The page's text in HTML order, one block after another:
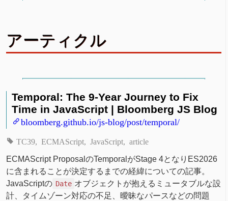
アーティクル
Temporal: The 9-Year Journey to Fix
Time in JavaScript | Bloomberg JS Blog
bloomberg.github.io/js-blog/post/temporal/
TC39 ECMAScript JavaScript article
ECMAScript ProposalのTemporalがStage 4となりES2026
に含まれることが決定するまでの経緯についての記事。
JavaScriptの Date オブジェクトが抱えるミュータブルな設
計、タイムゾーン対応の不足、曖昧なパースなどの問題